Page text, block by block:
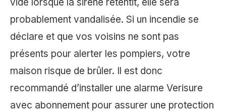
vide lorsque la sirène retentit, elle sera
probablement vandalisée. Si un incendie se
déclare et que vos voisins ne sont pas
présents pour alerter les pompiers, votre
maison risque de brûler. Il est donc
recommandé d’installer une alarme Verisure
avec abonnement pour assurer une protection